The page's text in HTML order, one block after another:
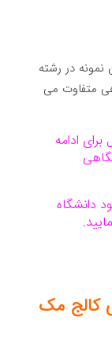
نمونه در رشته
متفاوت می
ادامه
دانشگاه
کالج مک